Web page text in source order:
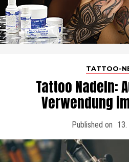
TATTOO-
Tattoo Nadeln:
Verwendung
Published on